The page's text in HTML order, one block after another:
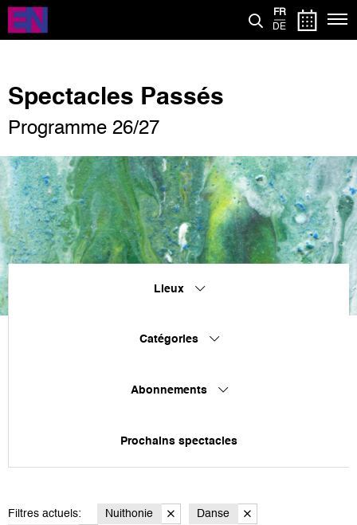
Aller
contenu
FR
DE
Spectacles Passés
Programme 26/27
Lieux
Catégories
Abonnements
Prochains spectacles
Filtres actuels: Nuithonie
Danse